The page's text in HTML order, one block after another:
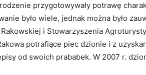
przygotowywały potrawę
było wiele, jednak można było
i Stowarzyszenia
potrafiące piec dzionie i z
od swoich prababek. W 2007 r.